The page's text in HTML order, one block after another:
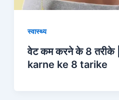
स्वास्थ्य
वेट कम करने के 8
karne ke 8 tarike